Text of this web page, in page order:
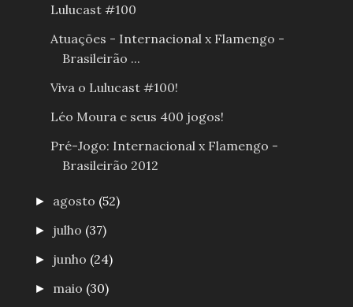
Lulucast #100
Atuações - Internacional x Flamengo -
Brasileirão ...
Viva o Lulucast #100!
Léo Moura e seus 400 jogos!
Pré-Jogo: Internacional x Flamengo -
Brasileirão 2012
► agosto (52)
► julho (37)
► junho (24)
► maio (30)